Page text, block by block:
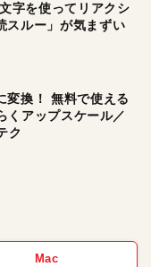
字を使ってリアクシ
スルー」が気まずい
変換！ 無料で使える
くアップスケール／
ク
Mac